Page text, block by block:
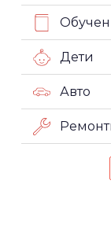
Дети
Авто